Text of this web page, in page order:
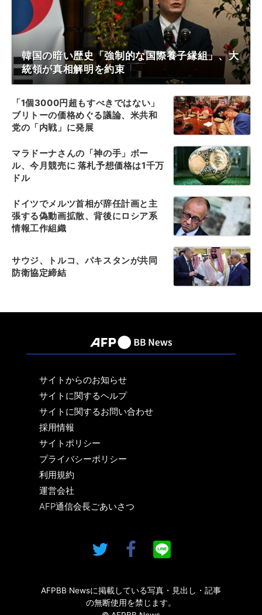
韓国の暗い歴史「強制的な国際養子縁組」、大
統領が真相解明を約束
「1個3000円超もすべきではない」
ブリトーの価格めぐる議論、米共和
党の「内戦」に発展
マラドーナさんの「神の手」ボー
ル、今月競売に 落札予想価格は1千万
ドル
ドイツでメルツ首相が辞任計画と主
張する偽動画拡散、背後にロシア系
情報工作組織
サウジ、トルコ、パキスタンが共同
防衛協定締結
サイトからのお知らせ
サイトに関するヘルプ
サイトに関するお問い合わせ
採用情報
サイトポリシー
プライバシーポリシー
利用規約
運営会社
AFP通信会長ごあいさつ
AFPBB Newsに掲載している写真・見出し・記事
の無断使用を禁じます。